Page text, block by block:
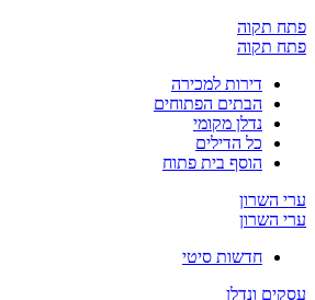
פתח תקוה
פתח תקוה
דירות למכירה
הבתים הפתוחים
נדלן מקומי
כל הדילים
הוסף בית פתוח
ערי השרון
ערי השרון
חדשות סיטי
עסקים ונדלן